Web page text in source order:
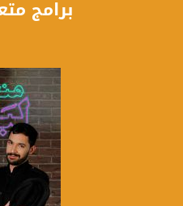
5/6
عربسات Arabsat Badr 4 at 26.0 east
DL: 11958 H
SR: 27500
FEC: 5/6
للتواصل:
برامج